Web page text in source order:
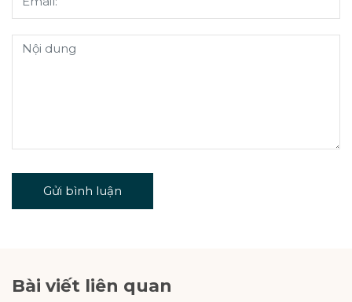
Gửi bình luận
Bài viết liên quan